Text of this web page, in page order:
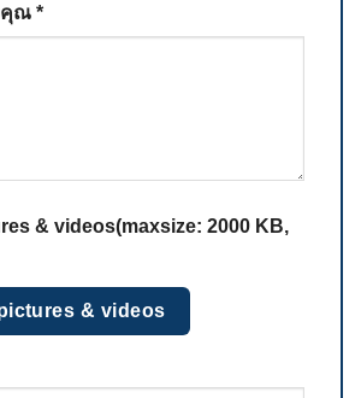
คุณ *
& videos(maxsize: 2000 KB,
& videos